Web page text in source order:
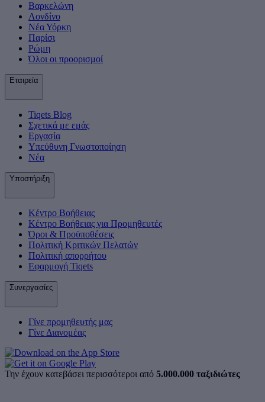
Βαρκελώνη
Λονδίνο
Νέα Υόρκη
Παρίσι
Ρώμη
Όλοι οι προορισμοί
Εταιρεία
Tiqets Βlog
Σχετικά με εμάς
Εργασία
Υπεύθυνη Γνωστοποίηση
Νέα
Υποστήριξη
Κέντρο Βοήθειας
Κέντρο Βοήθειας για Προμηθευτές
Όροι & Προϋποθέσεις
Πολιτική Κριτικών Πελατών
Πολιτική απορρήτου
Εφαρμογή Tiqets
Συνεργασίες
Γίνε προμηθευτής μας
Γίνε Διανομέας
Την έχουν κατεβάσει περισσότεροι από 5.000.000 ταξιδιώτες